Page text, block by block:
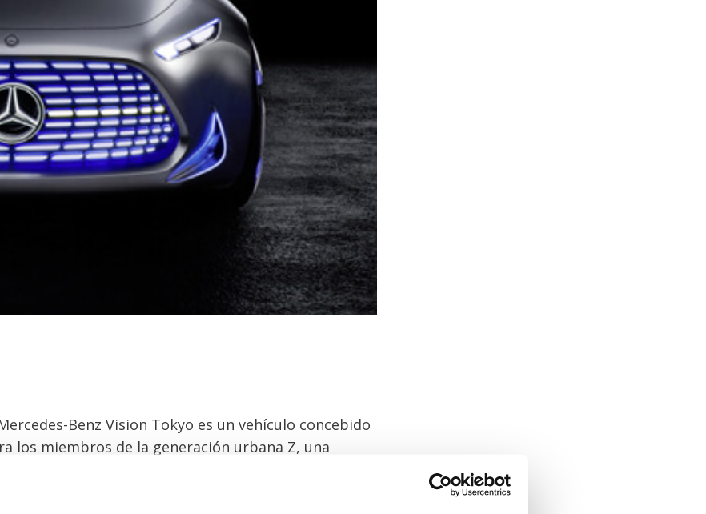
Benz Vision Tokyo es un vehículo concebido
los miembros de la generación urbana Z, una